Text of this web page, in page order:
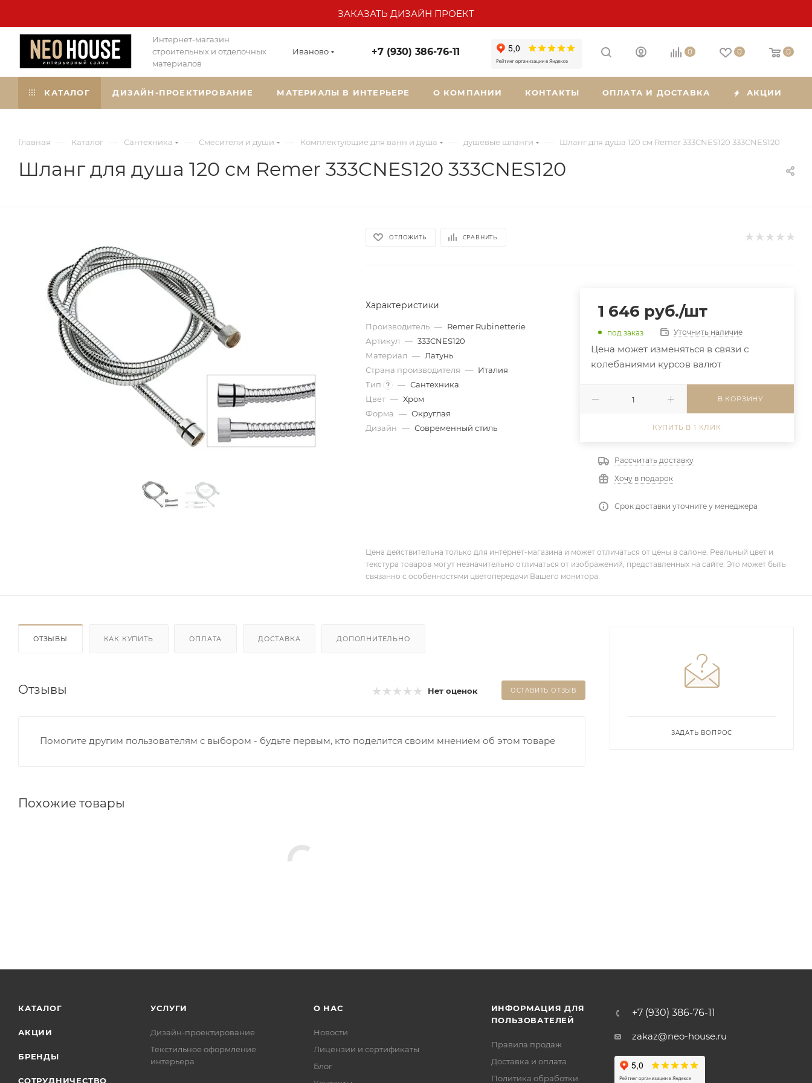
ЗАКАЗАТЬ ДИЗАЙН ПРОЕКТ
Интернет-магазин
строительных и отделочных
материалов
Иваново +7 (930) 386-76-11 0 0 0
КАТАЛОГ ДИЗАЙН-ПРОЕКТИРОВАНИЕ МАТЕРИАЛЫ В ИНТЕРЬЕРЕ О КОМПАНИИ КОНТАКТЫ ОПЛАТА И ДОСТАВКА АКЦИИ
Главная — Каталог — Сантехника — Смесители и души — Комплектующие для ванн и душа — душевые шланги — Шланг для душа 120 см Remer 333CNES120 333CNES120
Шланг для душа 120 см Remer 333CNES120 333CNES120
ОТЛОЖИТЬ СРАВНИТЬ
Характеристики
Производитель — Remer Rubinetterie
Артикул — 333CNES120
Материал — Латунь
Страна производителя — Италия
Тип
? — Сантехника
Цвет — Хром
Форма — Округлая
Дизайн — Современный стиль
1 646 руб./шт
под заказ Уточнить наличие
Цена может изменяться в связи с
колебаниями курсов валют
В КОРЗИНУ
КУПИТЬ В 1 КЛИК
Рассчитать доставку
Хочу в подарок
Срок доставки уточните у менеджера
Цена действительна только для интернет-магазина и может отличаться от цены в салоне. Реальный цвет и
текстура товаров могут незначительно отличаться от изображений, представленных на сайте. Это может быть
связанно с особенностями цветопередачи Вашего монитора.
ОТЗЫВЫ КАК КУПИТЬ ОПЛАТА ДОСТАВКА ДОПОЛНИТЕЛЬНО
Отзывы Нет оценок ОСТАВИТЬ ОТЗЫВ
Помогите другим пользователям с выбором - будьте первым, кто поделится своим мнением об этом товаре
Похожие товары
ЗАДАТЬ ВОПРОС
КАТАЛОГ
АКЦИИ
БРЕНДЫ
СОТРУДНИЧЕСТВО
УСЛУГИ
Дизайн-проектирование
Текстильное оформление
интерьера
О НАС
Новости
Лицензии и сертификаты
Блог
ИНФОРМАЦИЯ ДЛЯ
ПОЛЬЗОВАТЕЛЕЙ
Правила продаж
Доставка и оплата
Политика обработки
+7 (930) 386-76-11
zakaz@neo-house.ru